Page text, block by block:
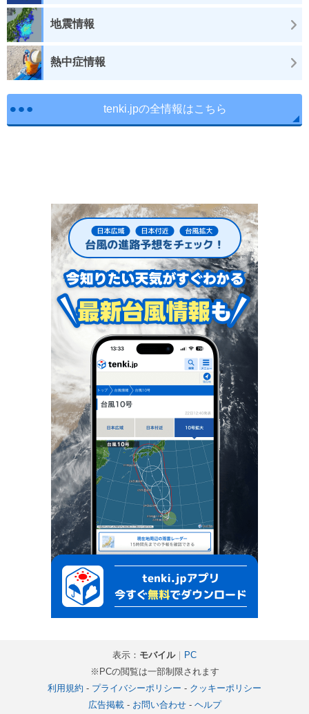
地震情報
熱中症情報
tenki.jpの全情報はこちら
表示： モバイル｜ PC
※PCの閲覧は一部制限されます
利用規約 - プライバシーポリシー - クッキーポリシー
広告掲載- お問い合わせ- ヘルプ